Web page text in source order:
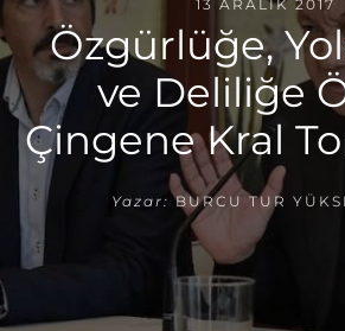
13 ARALIK 2017
Özgürlüğe,
ve Deliliğe
Çingene Kral
Yazar: BURCU TUR